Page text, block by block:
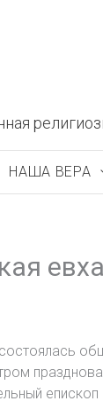
НАША ВЕРА